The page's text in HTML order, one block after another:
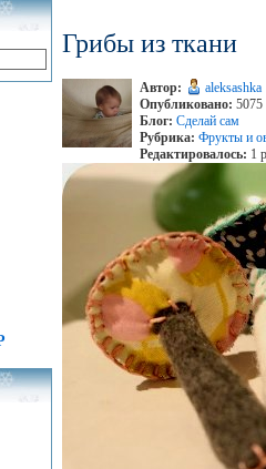
Грибы из ткани
Автор:
aleksashka
Опубликовано: 5075
Блог: Сделай сам
Рубрика: Фрукты и
Редактировалось: 1